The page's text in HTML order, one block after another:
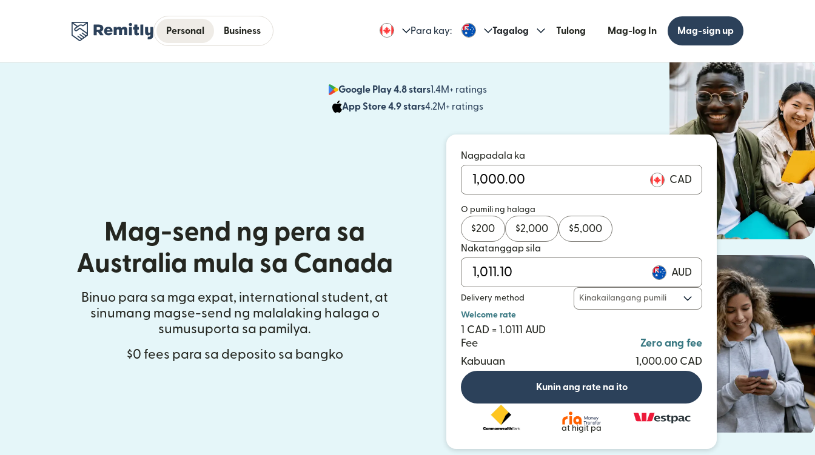
Personal Business Para kay: Tagalog Tulong Mag-log In Mag-sign up
Google Play 4.8 stars1.4M+ ratings
(bubukas sa bagong window)
App Store 4.9 stars4.2M+ ratings
(bubukas sa bagong window)
Mag-send ng pera sa
Australia mula sa Canada
Binuo para sa mga expat, international student, at
sinumang magse-send ng malalaking halaga o
sumusuporta sa pamilya.
$0 fees para sa deposito sa bangko
Nagpadala ka
CAD
O pumili ng halaga
$200 $2,000 $5,000
Nakatanggap sila
AUD
Delivery method
Kinakailangang pumili
Welcome rate
1 CAD = 1.0111 AUD
Fee
Zero ang fee
Kabuuan
1,000.00 CAD
Kunin ang rate na ito
at higit pa